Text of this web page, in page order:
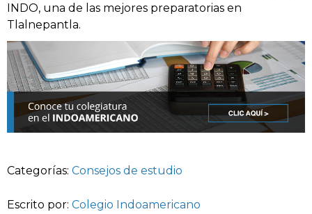
INDO, una de las mejores preparatorias en
Tlalnepantla.
Categorías: Consejos de estudio
Escrito por: Colegio Indoamericano